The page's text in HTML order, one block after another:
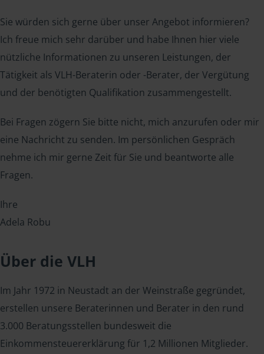
Sie würden sich gerne über unser Angebot informieren?
Ich freue mich sehr darüber und habe Ihnen hier viele
nützliche Informationen zu unseren Leistungen, der
Tätigkeit als VLH-Beraterin oder -Berater, der Vergütung
und der benötigten Qualifikation zusammengestellt.
Bei Fragen zögern Sie bitte nicht, mich anzurufen oder mir
eine Nachricht zu senden. Im persönlichen Gespräch
nehme ich mir gerne Zeit für Sie und beantworte alle
Fragen.
Ihre
Adela Robu
Über die VLH
Im Jahr 1972 in Neustadt an der Weinstraße gegründet,
erstellen unsere Beraterinnen und Berater in den rund
3.000 Beratungsstellen bundesweit die
Einkommensteuererklärung für 1,2 Millionen Mitglieder.